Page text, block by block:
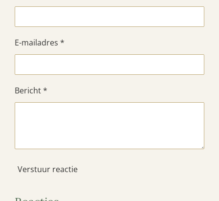
E-mailadres *
Bericht *
Verstuur reactie